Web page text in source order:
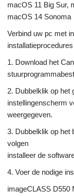
macOS 11 Big Sur,
macOS 14 Sonoma
Verbind uw pc met
1. Download het
2. Dubbelklik op het
instellingenscherm
weergegeven.
3. Dubbelklik op het
volgen
installeer de
4. Voer de nodige
imageCLASS D550